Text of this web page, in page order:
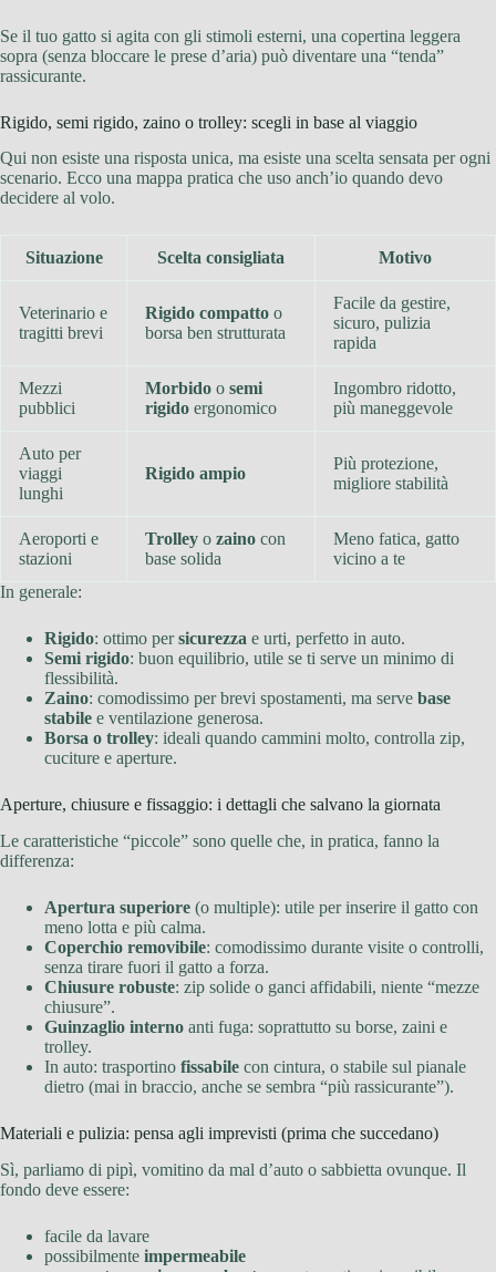
Se il tuo gatto si agita con gli stimoli esterni, una copertina leggera
sopra (senza bloccare le prese d’aria) può diventare una “tenda”
rassicurante.
Rigido, semi rigido, zaino o trolley: scegli in base al viaggio
Qui non esiste una risposta unica, ma esiste una scelta sensata per ogni
scenario. Ecco una mappa pratica che uso anch’io quando devo
decidere al volo.
Situazione Scelta consigliata Motivo
Veterinario e
tragitti brevi
Rigido compatto o
borsa ben strutturata
Facile da gestire,
sicuro, pulizia
rapida
Mezzi
pubblici
Morbido o semi
rigido ergonomico
Ingombro ridotto,
più maneggevole
Auto per
viaggi
lunghi
Rigido ampio
Più protezione,
migliore stabilità
Aeroporti e
stazioni
Trolley o zaino con
base solida
Meno fatica, gatto
vicino a te
In generale:
Rigido: ottimo persicurezza e urti, perfetto in auto.
Semi rigido: buon equilibrio, utile se ti serve un minimo di
flessibilità.
Zaino: comodissimo per brevi spostamenti, ma serve base
stabile e ventilazione generosa.
Borsa o trolley: ideali quando cammini molto, controlla zip,
cuciture e aperture.
Aperture, chiusure e fissaggio: i dettagli che salvano la giornata
Le caratteristiche “piccole” sono quelle che, in pratica, fanno la
differenza:
Apertura superiore (o multiple): utile per inserire il gatto con
meno lotta e più calma.
Coperchio removibile: comodissimo durante visite o controlli,
senza tirare fuori il gatto a forza.
Chiusure robuste: zip solide o ganci affidabili, niente “mezze
chiusure”.
Guinzaglio interno anti fuga: soprattutto su borse, zaini e
trolley.
In auto: trasportino fissabile con cintura, o stabile sul pianale
dietro (mai in braccio, anche se sembra “più rassicurante”).
Materiali e pulizia: pensa agli imprevisti (prima che succedano)
Sì, parliamo di pipì, vomitino da mal d’auto o sabbietta ovunque. Il
fondo deve essere:
facile da lavare
possibilmente impermeabile